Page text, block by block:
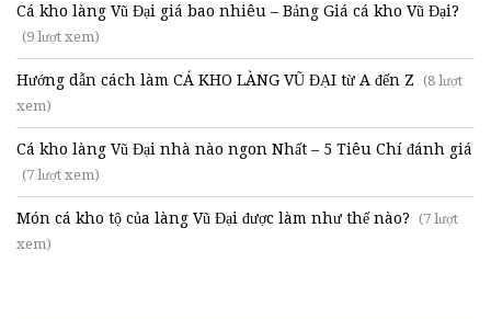
Cá kho làng Vũ Đại giá bao nhiêu – Bảng Giá cá kho Vũ Đại?
(9 lượt xem)
Hướng dẫn cách làm CÁ KHO LÀNG VŨ ĐẠI từ A đến Z (8 lượt
xem)
Cá kho làng Vũ Đại nhà nào ngon Nhất – 5 Tiêu Chí đánh giá
(7 lượt xem)
Món cá kho tộ của làng Vũ Đại được làm như thế nào? (7 lượt
xem)